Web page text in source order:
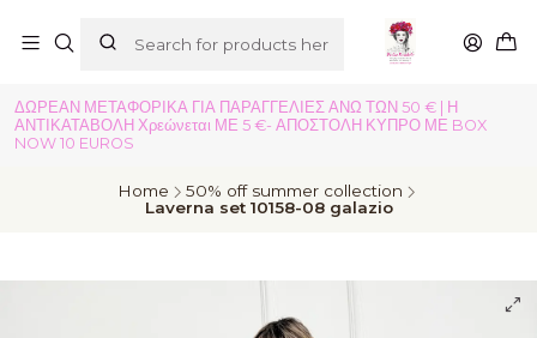
ΔΩΡΕΑΝ ΜΕΤΑΦΟΡΙΚΑ ΓΙΑ ΠΑΡΑΓΓΕΛΙΕΣ ΑΝΩ ΤΩΝ 50 € | Η
ΑΝΤΙΚΑΤΑΒΟΛΗ Χρεώνεται ΜΕ 5 €- ΑΠΟΣΤΟΛΗ ΚΥΠΡΟ ΜΕ BOX
NOW 10 EUROS
Home
50% off summer collection
Laverna set 10158-08 galazio